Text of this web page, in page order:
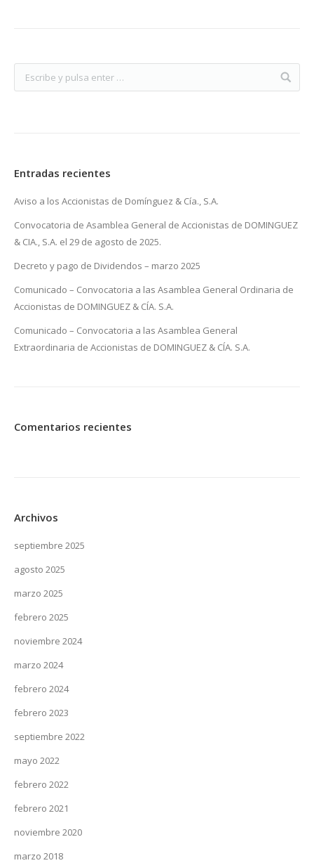
Entradas recientes
Aviso a los Accionistas de Domínguez & Cía., S.A.
Convocatoria de Asamblea General de Accionistas de DOMINGUEZ
& CIA., S.A. el 29 de agosto de 2025.
Decreto y pago de Dividendos – marzo 2025
Comunicado – Convocatoria a las Asamblea General Ordinaria de
Accionistas de DOMINGUEZ & CÍA. S.A.
Comunicado – Convocatoria a las Asamblea General
Extraordinaria de Accionistas de DOMINGUEZ & CÍA. S.A.
Comentarios recientes
Archivos
septiembre 2025
agosto 2025
marzo 2025
febrero 2025
noviembre 2024
marzo 2024
febrero 2024
febrero 2023
septiembre 2022
mayo 2022
febrero 2022
febrero 2021
noviembre 2020
marzo 2018